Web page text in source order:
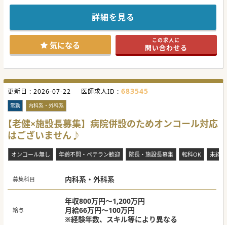
お気軽にお問合せください。
詳細を見る
気になる この求人に
問い合わせる
更新日 : 2026-07-22 医師求人ID : 683545
常勤 内科系・外科系
【老健×施設長募集】病院併設のためオンコール対応
はございません♪
オンコール無し 年齢不問・ベテラン歓迎 院長・施設長募集 転科OK 未経
募集科目 内科系・外科系
給与
年収800万円～1,200万円
月給66万円～100万円
※経験年数、スキル等により異なる